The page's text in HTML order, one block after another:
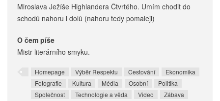
Miroslava Ježíše Highlandera Čtvrtého. Umím chodit do
schodů nahoru i dolů (nahoru tedy pomaleji)
O čem píše
Mistr literárního smyku.
Homepage Výběr Respektu Cestování
Ekonomika
Fotografie
Kultura Média Osobní
Politika
Společnost
Technologie a věda Video
Zábava